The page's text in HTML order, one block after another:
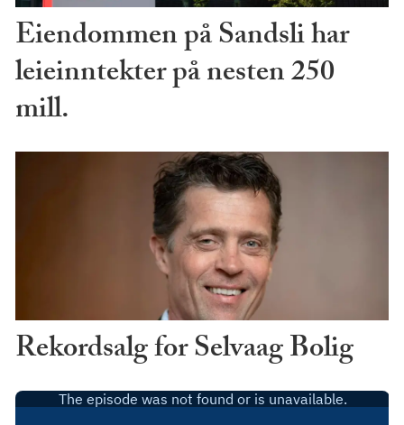
Eiendommen på Sandsli har
leieinntekter på nesten 250
mill.
Rekordsalg for Selvaag Bolig